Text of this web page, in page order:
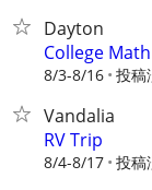
Dayton
College
8/3-8/16 投稿
Vandalia
RV Trip
8/4-8/17 投稿